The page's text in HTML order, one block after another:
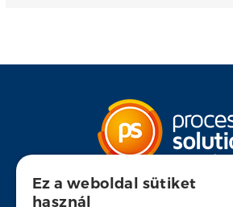
Ez a weboldal sütiket
használ